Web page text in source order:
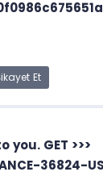
Et
you. GET >>>
36824-